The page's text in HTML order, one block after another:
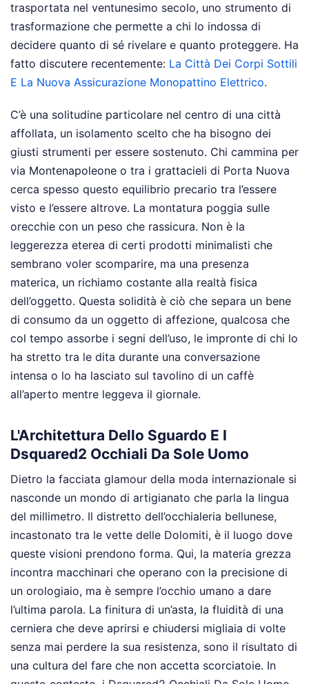
trasportata nel ventunesimo secolo, uno strumento di
trasformazione che permette a chi lo indossa di
decidere quanto di sé rivelare e quanto proteggere. Ha
fatto discutere recentemente: La Città Dei Corpi Sottili
E La Nuova Assicurazione Monopattino Elettrico.
C’è una solitudine particolare nel centro di una città
affollata, un isolamento scelto che ha bisogno dei
giusti strumenti per essere sostenuto. Chi cammina per
via Montenapoleone o tra i grattacieli di Porta Nuova
cerca spesso questo equilibrio precario tra l’essere
visto e l’essere altrove. La montatura poggia sulle
orecchie con un peso che rassicura. Non è la
leggerezza eterea di certi prodotti minimalisti che
sembrano voler scomparire, ma una presenza
materica, un richiamo costante alla realtà fisica
dell’oggetto. Questa solidità è ciò che separa un bene
di consumo da un oggetto di affezione, qualcosa che
col tempo assorbe i segni dell’uso, le impronte di chi lo
ha stretto tra le dita durante una conversazione
intensa o lo ha lasciato sul tavolino di un caffè
all’aperto mentre leggeva il giornale.
L'Architettura Dello Sguardo E I
Dsquared2 Occhiali Da Sole Uomo
Dietro la facciata glamour della moda internazionale si
nasconde un mondo di artigianato che parla la lingua
del millimetro. Il distretto dell’occhialeria bellunese,
incastonato tra le vette delle Dolomiti, è il luogo dove
queste visioni prendono forma. Qui, la materia grezza
incontra macchinari che operano con la precisione di
un orologiaio, ma è sempre l’occhio umano a dare
l’ultima parola. La finitura di un’asta, la fluidità di una
cerniera che deve aprirsi e chiudersi migliaia di volte
senza mai perdere la sua resistenza, sono il risultato di
una cultura del fare che non accetta scorciatoie. In